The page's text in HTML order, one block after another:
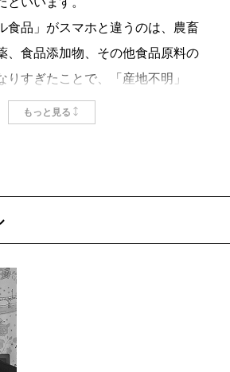
品」がスマホと違うのは、農畜
、食品添加物、その他食品原料の
りすぎたことで、「産地不明」
不明」の製品（食品）が大量に発
心配しすぎだ」という声もあるか
う状況は現代の食品取引の実態か
いるのです。
品が構造的に抱える問題点を指
者が取り得る対策についても記し
もっと見る